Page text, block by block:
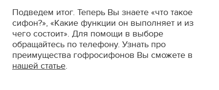
Подведем итог. Теперь Вы знаете «что такое
сифон?», «Какие функции он выполняет и из
чего состоит». Для помощи в выборе
обращайтесь по телефону. Узнать про
преимущества гофросифонов Вы сможете в
нашей статье.